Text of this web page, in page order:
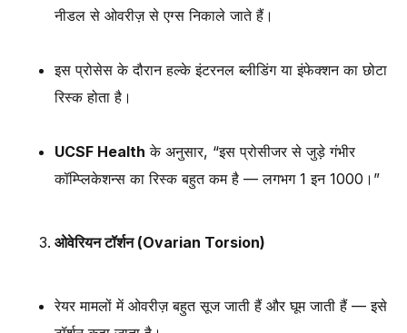
नीडल से ओवरीज़ से एग्स निकाले जाते हैं।
इस प्रोसेस के दौरान हल्के इंटरनल ब्लीडिंग या इंफेक्शन का छोटा
रिस्क होता है।
UCSF Health के अनुसार, “इस प्रोसीजर से जुड़े गंभीर
कॉम्प्लिकेशन्स का रिस्क बहुत कम है — लगभग 1 इन 1000।”
ओवेरियन टॉर्शन (Ovarian Torsion)
रेयर मामलों में ओवरीज़ बहुत सूज जाती हैं और घूम जाती हैं — इसे